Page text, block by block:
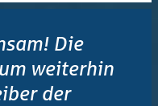
Die
weiterhin
der